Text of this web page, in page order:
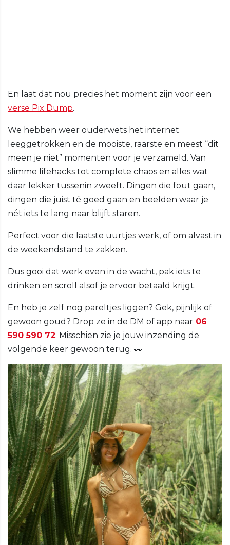
En laat dat nou precies het moment zijn voor een
verse Pix Dump.
We hebben weer ouderwets het internet
leeggetrokken en de mooiste, raarste en meest “dit
meen je niet” momenten voor je verzameld. Van
slimme lifehacks tot complete chaos en alles wat
daar lekker tussenin zweeft. Dingen die fout gaan,
dingen die juist té goed gaan en beelden waar je
nét iets te lang naar blijft staren.
Perfect voor die laatste uurtjes werk, of om alvast in
de weekendstand te zakken.
Dus gooi dat werk even in de wacht, pak iets te
drinken en scroll alsof je ervoor betaald krijgt.
En heb je zelf nog pareltjes liggen? Gek, pijnlijk of
gewoon goud? Drop ze in de DM of app naar 06
590 590 72. Misschien zie je jouw inzending de
volgende keer gewoon terug. 👀